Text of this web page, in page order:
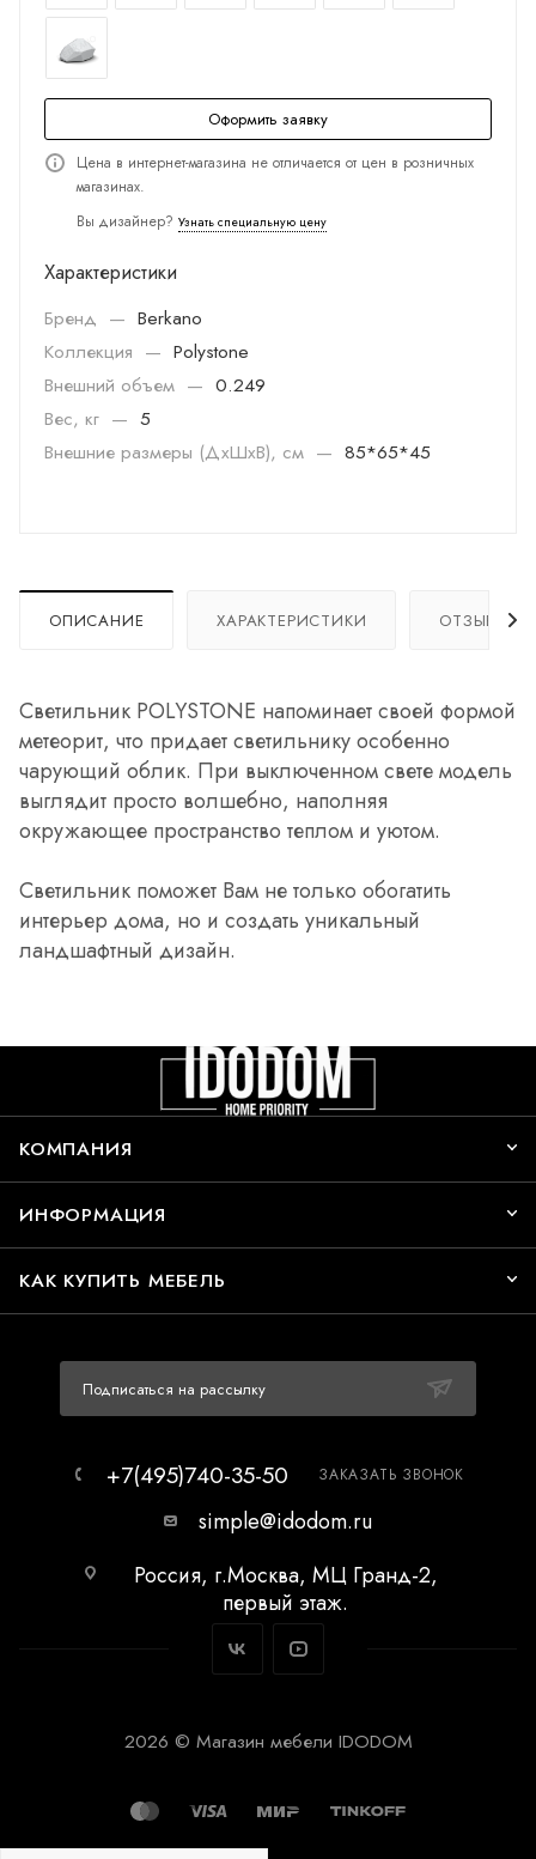
Оформить заявку
Цена в интернет-магазина не отличается от цен в розничных
магазинах.
Вы дизайнер? Узнать специальную цену
Характеристики
Бренд — Berkano
Коллекция — Polystone
Внешний объем — 0.249
Вес, кг — 5
Внешние размеры (ДхШхВ), см — 85*65*45
ОПИСАНИЕ ХАРАКТЕРИСТИКИ ОТЗЫВЫ
Светильник POLYSTONE напоминает своей формой
метеорит, что придает светильнику особенно
чарующий облик. При выключенном свете модель
выглядит просто волшебно, наполняя
окружающее пространство теплом и уютом.
Светильник поможет Вам не только обогатить
интерьер дома, но и создать уникальный
ландшафтный дизайн.
КОМПАНИЯ
ИНФОРМАЦИЯ
КАК КУПИТЬ МЕБЕЛЬ
Подписаться на рассылку
+7(495)740-35-50 ЗАКАЗАТЬ ЗВОНОК
simple@idodom.ru
Россия, г.Москва, МЦ Гранд-2,
первый этаж.
2026 © Магазин мебели IDODOM